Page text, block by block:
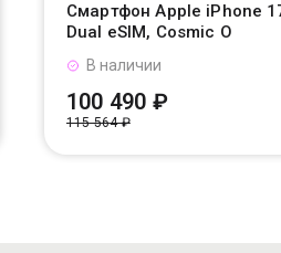
Смартфон Apple iPhone
Dual eSIM, Cosmic O
В наличии
100 490 ₽
115 564 ₽